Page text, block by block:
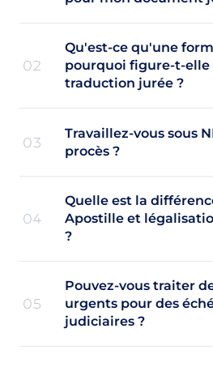
02
Qu'est-ce qu'une
pourquoi figure-t-elle
traduction jurée ?
03
Travaillez-vous sous
procès ?
04
Quelle est la
Apostille et
?
05
Pouvez-vous traiter
urgents pour des
judiciaires ?